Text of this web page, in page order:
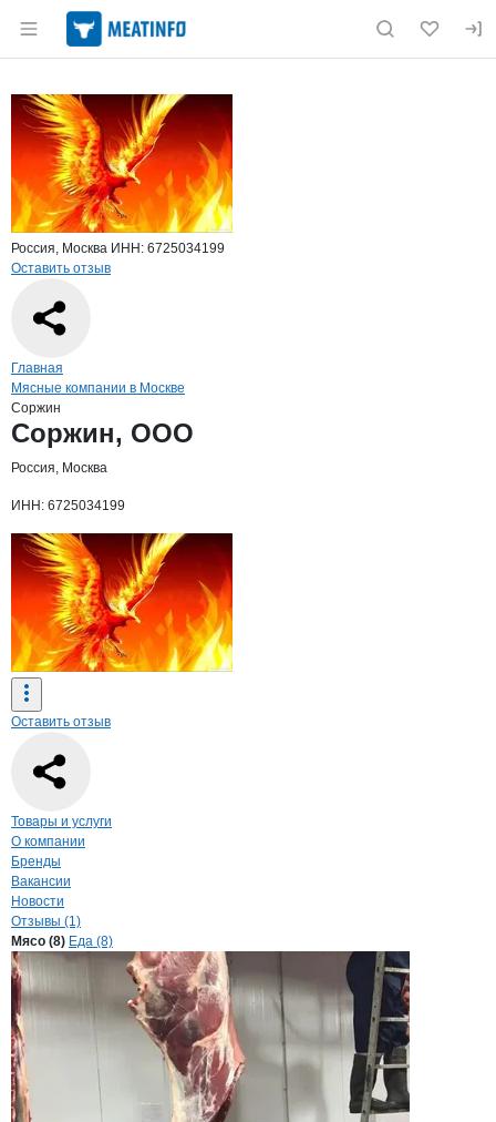
Раздел навигации по сайту meatinfo.ru
Страница компании
Страница компанииСоржин, ООО
Краткая информация о компании
Россия, Москва ИНН: 6725034199
Оставить отзыв
Навигация по сайту
Главная
Мясные компании в Москве
Соржин
Основная информация о компании
Соржин, ООО
Россия, Москва
ИНН: 6725034199
Оставить отзыв
Навигация по странице
Товары и услуги
О компании
Бренды
Вакансии
Новости
Отзывы (1)
ПродукцияСоржин, ООО
Навигация по продуктам
Мясо (8) Еда (8)